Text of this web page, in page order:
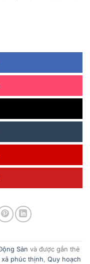
Sản và được gắn thẻ
phúc thịnh, Quy hoạch